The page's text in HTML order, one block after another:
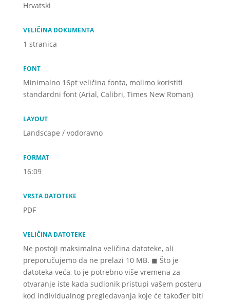
Hrvatski
VELIČINA DOKUMENTA
1 stranica
FONT
Minimalno 16pt veličina fonta, molimo koristiti
standardni font (Arial, Calibri, Times New Roman)
LAYOUT
Landscape / vodoravno
FORMAT
16:09
VRSTA DATOTEKE
PDF
VELIČINA DATOTEKE
Ne postoji maksimalna veličina datoteke, ali
preporučujemo da ne prelazi 10 MB. ◼ Što je
datoteka veća, to je potrebno više vremena za
otvaranje iste kada sudionik pristupi vašem posteru
kod individualnog pregledavanja koje će također biti